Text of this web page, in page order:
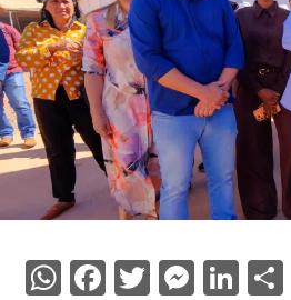
WhatsApp
Facebook
Twitter